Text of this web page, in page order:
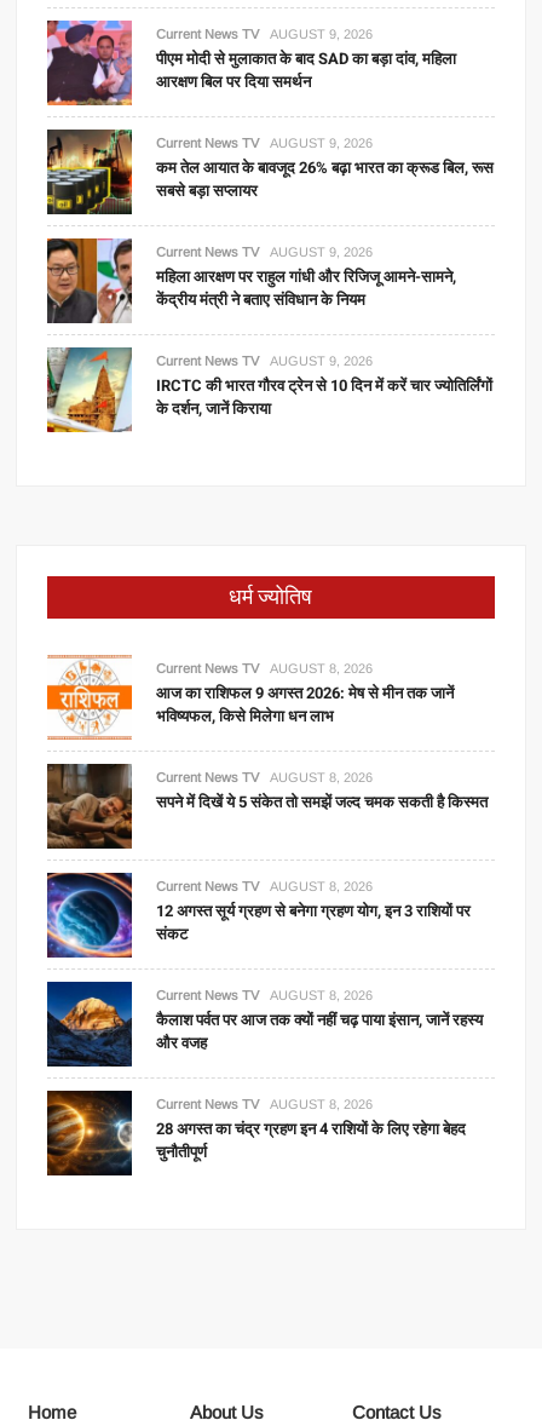
Current News TV AUGUST 9, 2026
पीएम मोदी से मुलाकात के बाद SAD का बड़ा दांव, महिला
आरक्षण बिल पर दिया समर्थन
Current News TV AUGUST 9, 2026
कम तेल आयात के बावजूद 26% बढ़ा भारत का क्रूड बिल, रूस
सबसे बड़ा सप्लायर
Current News TV AUGUST 9, 2026
महिला आरक्षण पर राहुल गांधी और रिजिजू आमने-सामने,
केंद्रीय मंत्री ने बताए संविधान के नियम
Current News TV AUGUST 9, 2026
IRCTC की भारत गौरव ट्रेन से 10 दिन में करें चार ज्योतिर्लिंगों
के दर्शन, जानें किराया
धर्म ज्योतिष
Current News TV AUGUST 8, 2026
आज का राशिफल 9 अगस्त 2026: मेष से मीन तक जानें
भविष्यफल, किसे मिलेगा धन लाभ
Current News TV AUGUST 8, 2026
सपने में दिखें ये 5 संकेत तो समझें जल्द चमक सकती है किस्मत
Current News TV AUGUST 8, 2026
12 अगस्त सूर्य ग्रहण से बनेगा ग्रहण योग, इन 3 राशियों पर
संकट
Current News TV AUGUST 8, 2026
कैलाश पर्वत पर आज तक क्यों नहीं चढ़ पाया इंसान, जानें रहस्य
और वजह
Current News TV AUGUST 8, 2026
28 अगस्त का चंद्र ग्रहण इन 4 राशियों के लिए रहेगा बेहद
चुनौतीपूर्ण
Home About Us Contact Us